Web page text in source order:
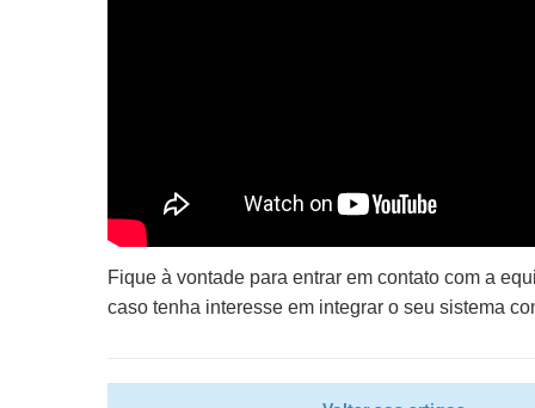
Fique à vontade para entrar em contato com a
caso tenha interesse em integrar o seu sistema